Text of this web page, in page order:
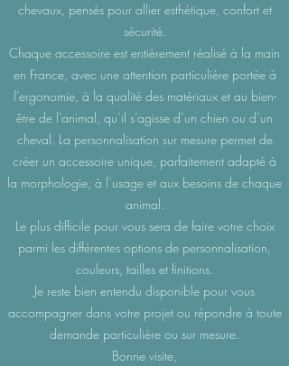
chevaux, pensés pour allier esthétique, confort et
sécurité.
Chaque accessoire est entièrement réalisé à la main
en France, avec une attention particulière portée à
l’ergonomie, à la qualité des matériaux et au bien-
être de l’animal, qu’il s’agisse d’un chien ou d’un
cheval. La personnalisation sur mesure permet de
créer un accessoire unique, parfaitement adapté à
la morphologie, à l’usage et aux besoins de chaque
animal.
Le plus difficile pour vous sera de faire votre choix
parmi les différentes options de personnalisation,
couleurs, tailles et finitions.
Je reste bien entendu disponible pour vous
accompagner dans votre projet ou répondre à toute
demande particulière ou sur mesure.
Bonne visite,